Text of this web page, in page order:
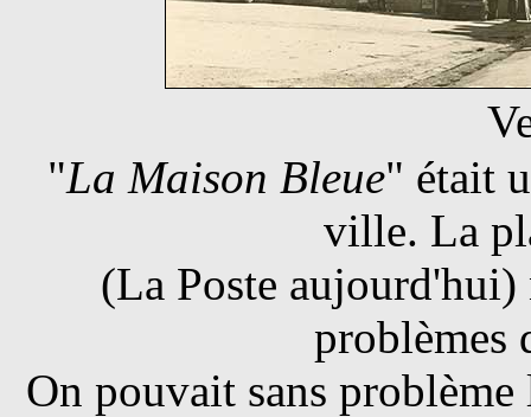
"La Maison Bleue" était
ville. La
(La Poste aujourd'hui)
problèmes
On pouvait sans problème